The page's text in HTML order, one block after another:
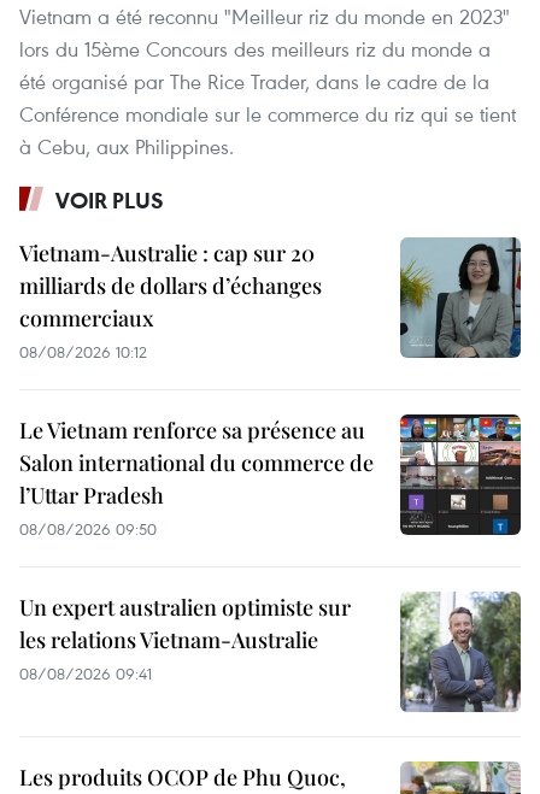
Vietnam a été reconnu "Meilleur riz du monde en 2023"
lors du 15ème Concours des meilleurs riz du monde a
été organisé par The Rice Trader, dans le cadre de la
Conférence mondiale sur le commerce du riz qui se tient
à Cebu, aux Philippines.
VOIR PLUS
Vietnam-Australie : cap sur 20
milliards de dollars d’échanges
commerciaux
08/08/2026 10:12
Le Vietnam renforce sa présence au
Salon international du commerce de
l’Uttar Pradesh
08/08/2026 09:50
Un expert australien optimiste sur
les relations Vietnam-Australie
08/08/2026 09:41
Les produits OCOP de Phu Quoc,